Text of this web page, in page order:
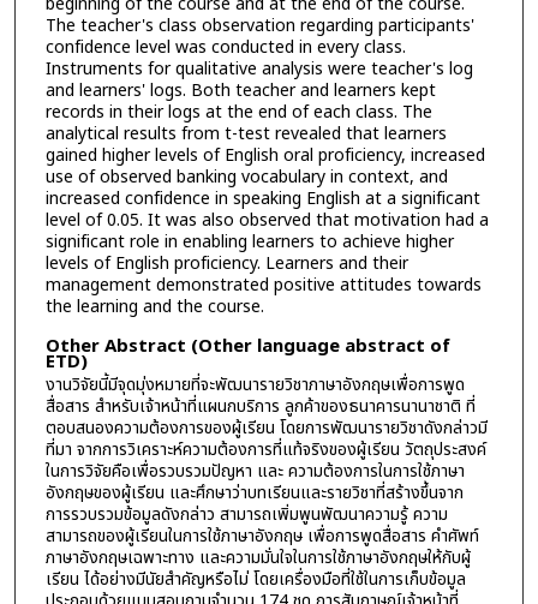
The teacher's class observation regarding participants'
confidence level was conducted in every class.
Instruments for qualitative analysis were teacher's log
and learners' logs. Both teacher and learners kept
records in their logs at the end of each class. The
analytical results from t-test revealed that learners
gained higher levels of English oral proficiency, increased
use of observed banking vocabulary in context, and
increased confidence in speaking English at a significant
level of 0.05. It was also observed that motivation had a
significant role in enabling learners to achieve higher
levels of English proficiency. Learners and their
management demonstrated positive attitudes towards
the learning and the course.
Other Abstract (Other language abstract of
ETD)
งานวิจัยนี้มีจุดมุ่งหมายที่จะพัฒนารายวิชาภาษาอังกฤษเพื่อการพูด
สื่อสาร สำหรับเจ้าหน้าที่แผนกบริการ ลูกค้าของธนาคารนานาชาติ ที่
ตอบสนองความต้องการของผู้เรียน โดยการพัฒนารายวิชาดังกล่าวมี
ที่มา จากการวิเคราะห์ความต้องการที่แท้จริงของผู้เรียน วัตถุประสงค์
ในการวิจัยคือเพื่อรวบรวมปัญหา และ ความต้องการในการใช้ภาษา
อังกฤษของผู้เรียน และศึกษาว่าบทเรียนและรายวิชาที่สร้างขึ้นจาก
การรวบรวมข้อมูลดังกล่าว สามารถเพิ่มพูนพัฒนาความรู้ ความ
สามารถของผู้เรียนในการใช้ภาษาอังกฤษ เพื่อการพูดสื่อสาร คำศัพท์
ภาษาอังกฤษเฉพาะทาง และความมั่นใจในการใช้ภาษาอังกฤษให้กับผู้
เรียน ได้อย่างมีนัยสำคัญหรือไม่ โดยเครื่องมือที่ใช้ในการเก็บข้อมูล